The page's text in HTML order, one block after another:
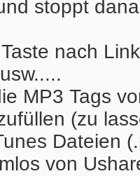
stoppt
nach
MP3 Tags
(zu
Dateien
von